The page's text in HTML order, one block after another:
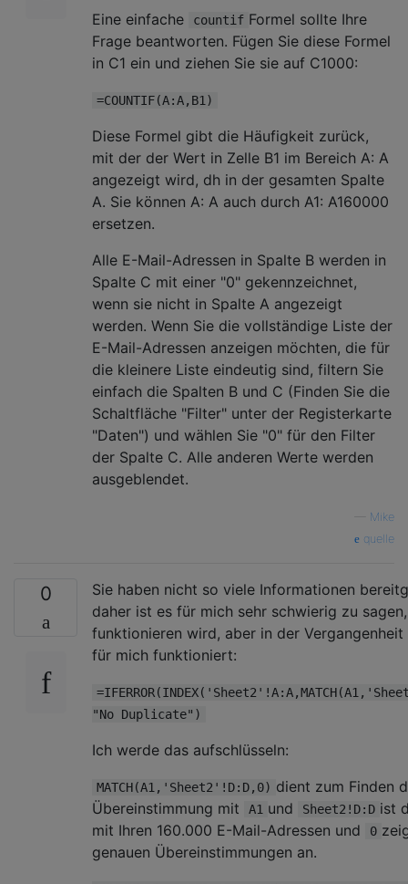
Eine einfache
countif Formel sollte Ihre
Frage beantworten. Fügen Sie diese Formel
in C1 ein und ziehen Sie sie auf C1000:
=COUNTIF(A:A,B1)
Diese Formel gibt die Häufigkeit zurück,
mit der der Wert in Zelle B1 im Bereich A: A
angezeigt wird, dh in der gesamten Spalte
A. Sie können A: A auch durch A1: A160000
ersetzen.
Alle E-Mail-Adressen in Spalte B werden in
Spalte C mit einer "0" gekennzeichnet,
wenn sie nicht in Spalte A angezeigt
werden. Wenn Sie die vollständige Liste der
E-Mail-Adressen anzeigen möchten, die für
die kleinere Liste eindeutig sind, filtern Sie
einfach die Spalten B und C (Finden Sie die
Schaltfläche "Filter" unter der Registerkarte
"Daten") und wählen Sie "0" für den Filter
der Spalte C. Alle anderen Werte werden
ausgeblendet.
Mike
quelle
0
Sie haben nicht so viele Informationen
daher ist es für mich sehr schwierig zu
funktionieren wird, aber in der
für mich funktioniert:
"No Duplicate")
Ich werde das aufschlüsseln:
MATCH(A1,'Sheet2'!D:D,0) dient zum Finden
Übereinstimmung mit
A1 und Sheet2!D:D ist
mit Ihren 160.000 E-Mail-Adressen und
0
genauen Übereinstimmungen an.